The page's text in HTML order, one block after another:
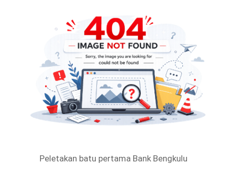
Peletakan batu pertama Bank Bengkulu